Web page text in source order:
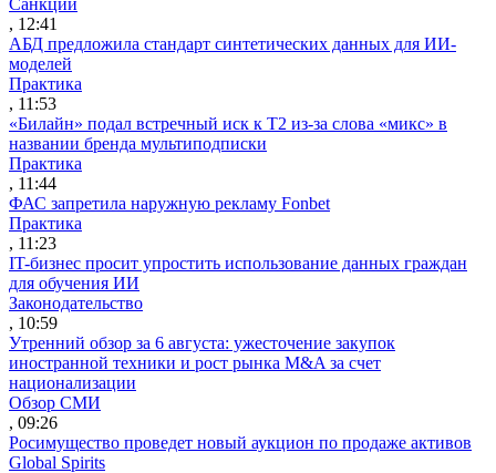
, 12:41
АБД предложила стандарт синтетических данных для ИИ-
моделей
Практика
, 11:53
«Билайн» подал встречный иск к Т2 из-за слова «микс» в
названии бренда мультиподписки
Практика
, 11:44
ФАС запретила наружную рекламу Fonbet
Практика
, 11:23
IT-бизнес просит упростить использование данных граждан
для обучения ИИ
Законодательство
, 10:59
Утренний обзор за 6 августа: ужесточение закупок
иностранной техники и рост рынка M&A за счет
национализации
Обзор СМИ
, 09:26
Росимущество проведет новый аукцион по продаже активов
Global Spirits